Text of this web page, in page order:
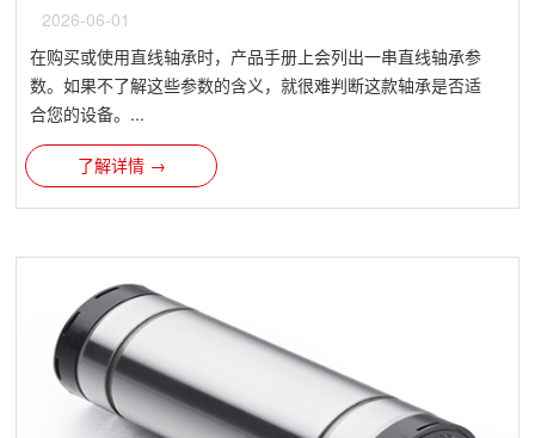
2026-06-01
在购买或使用直线轴承时，产品手册上会列出一串直线轴承参
数。如果不了解这些参数的含义，就很难判断这款轴承是否适
合您的设备。...
了解详情 →